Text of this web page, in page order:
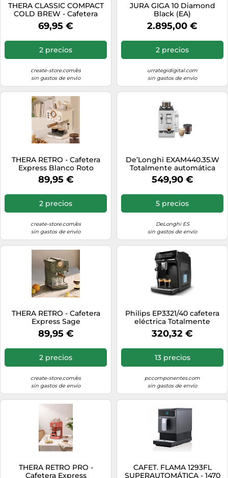
THERA CLASSIC COMPACT
COLD BREW - Cafetera
Express Con Función De
Café Frío Blanco Roto
69,95 €
2 precios
create-store.com/es
sin gastos de envío
JURA GIGA 10 Diamond
Black (EA)
2.895,00 €
2 precios
urrategidigital.com
sin gastos de envío
THERA RETRO - Cafetera
Express Blanco Roto
89,95 €
2 precios
create-store.com/es
sin gastos de envío
De’Longhi EXAM440.35.W
Totalmente automática
Máquina espresso 1,4 L
549,90 €
5 precios
DeLonghi ES
sin gastos de envío
THERA RETRO - Cafetera
Express Sage
89,95 €
2 precios
create-store.com/es
sin gastos de envío
Philips EP3321/40 cafetera
eléctrica Totalmente
automática Máquina
espresso 1,8 L
320,32 €
13 precios
pccomponentes.com
sin gastos de envío
THERA RETRO PRO -
Cafetera Express
CAFET. FLAMA 1293FL
SUPERAUTOMÁTICA - 1470